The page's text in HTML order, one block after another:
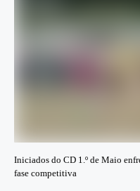
Iniciados do CD 1.º de Maio
fase competitiva